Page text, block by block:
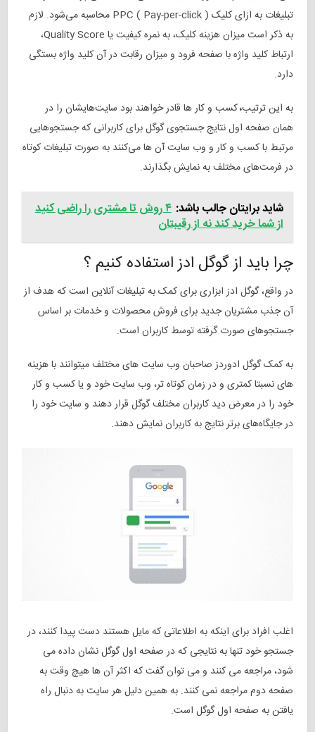
تبلیغات به ازای کلیک PPC ( Pay-per-click ) محاسبه می‌شود
. لازم
به ذکر است میزان هزینه کلیک، به نمره کیفیت یا Quality Score،
ارتباط کلید واژه با صفحه فرود و میزان رقابت در آن کلید واژه بستگی
دارد.
به این ترتیب،کسب و کار ها قادر خواهند بود سایت‌هایشان را در
همان صفحه اول نتایج جستجویگوگل برای کاربرانی که جستجو‌هایی
مرتبط با کسب و کار و وب ‌سایت آن‌ ها می‌کنند به صورت تبلیغات کوتاه
در فرمت‌های مختلف به نمایش بگذارند.
شاید برایتان جالب باشد:
۴ روش تا مشتری را راضی کنید
از شما خرید کند نه از رقیبتان
چرا باید از گوگل ادز استفاده کنیم ؟
در واقع، گوگل ادز ابزاری برای کمک به تبلیغات آنلاین است که هدف از
آن جذب مشتریان جدید برای فروش محصولات و خدمات بر اساس
جستجوهای صورت گرفته توسط کاربران است.
به کمک گوگل ادوردز صاحبان وب سایت های مختلف میتوانند با هزینه
های نسبتا کمتری و در زمان کوتاه تر، وب سایت خود و یا کسب و کار
خود را در معرض دید کاربران مختلف گوگل قرار دهند و سایت خود را
در جایگاه‌های برتر نتایج به کاربران نمایش دهند.
اغلب افراد برای اینکه به اطلاعاتی که مایل هستند دست پیدا کنند، در
جستجو خود تنها به نتایجی که در صفحه اول گوگل نشان داده می
شود، مراجعه می کنند و می توان گفت که اکثر آن ها هیچ وقت به
صفحه دوم مراجعه نمی کنند. به همین دلیل هر سایت به دنبال راه
یافتن به صفحه اول گوگل است.